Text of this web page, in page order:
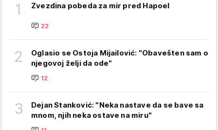
1 Zvezdina pobeda za mir pred Hapoel
22
2
Oglasio se Ostoja Mijailović: "Obavešten sam o
njegovoj želji da ode"
12
3
Dejan Stanković: "Neka nastave da se bave sa
mnom, njih neka ostave na miru"